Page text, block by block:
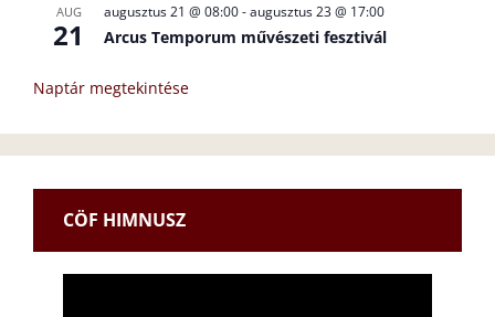
AUG
21
augusztus 21 @ 08:00-augusztus 23 @ 17:00
Arcus Temporum művészeti fesztivál
Naptár megtekintése
CÖF HIMNUSZ